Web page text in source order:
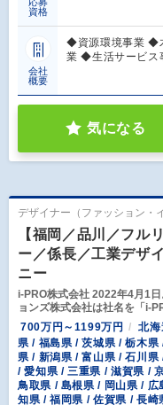
応募
資格
会社
概要
◆資源環境事業 ◆
業 ◆生活サービス
気になる
デザイナー（ファッション・
【福岡／品川／フル
ー／係長／工業デザ
ニー
i-PRO株式会社 2022年4月1
ョンズ株式会社は社名を「i-
700万円～1199万円
北
県 / 福島県 / 茨城県 / 栃木県
県 / 新潟県 / 富山県 / 石川
/ 愛知県 / 三重県 / 滋賀県 /
鳥取県 / 島根県 / 岡山県 /
知県 / 福岡県 / 佐賀県 / 長